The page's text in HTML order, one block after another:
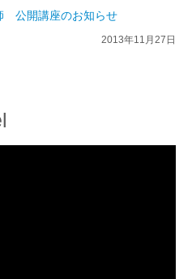
公開講座のお知らせ
2013年11月27日